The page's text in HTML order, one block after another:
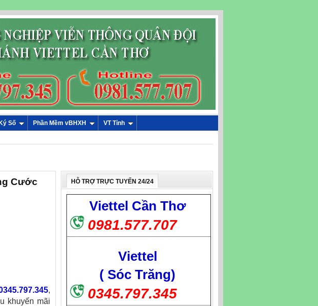
Số Phần Mềm vBHXH
VT Tỉnh
Cước
,
khuyến mãi
HỖ TRỢ TRỰC TUYẾN 24/24
Viettel Cần Thơ
0981.577.707
Viettel
( Sóc Trăng)
0345.797.345